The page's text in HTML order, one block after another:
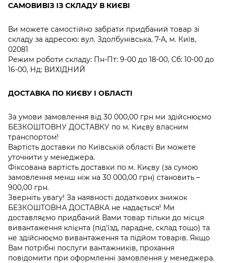
САМОВИВІЗ ІЗ СКЛАДУ В КИЄВІ
Ви можете самостійно забрати придбаний товар зі
складу за адресою: вул. Здолбунівська, 7-А, м. Київ,
02081
Режим роботи складу: Пн-Пт: 9-00 до 18-00, Сб: 10-00 до
16-00, Нд: ВИХІДНИЙ
ДОСТАВКА ПО КИЄВУ І ОБЛАСТІ
За умови замовлення від 30 000,00 грн ми здійснюємо
БЕЗКОШТОВНУ ДОСТАВКУ по м. Києву власним
транспортом!
Вартість доставки по Київській області Ви можете
уточнити у менеджера.
Фіксована вартість доставки по м. Києву (за сумою
замовлення менш ніж на 30 000,00 грн) становить –
900,00 грн.
Зверніть увагу! За наявності додаткових знижок
БЕЗКОШТОВНА ДОСТАВКА не надається! Ми
доставляємо придбаний Вами товар тільки до місця
вивантаження клієнта (під'їзд, парадне, склад тощо) та
не здійснюємо вивантаження та підйом товарів. Якщо
Вам потрібні послуги вантажників, прохання
повідомити при оформленні замовлення у менеджера.